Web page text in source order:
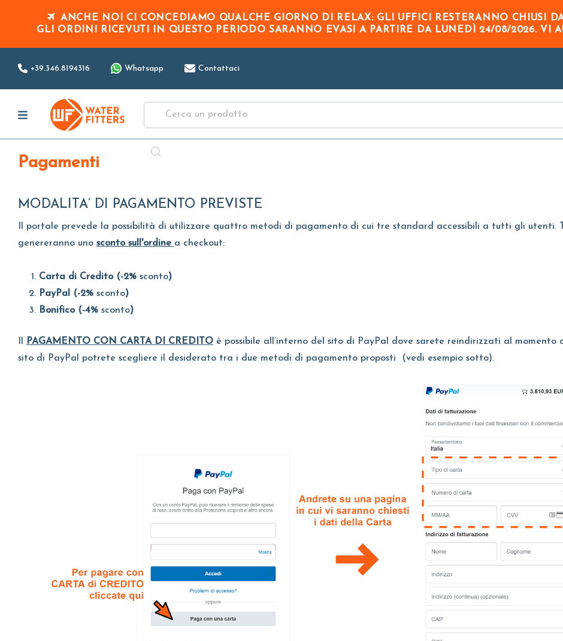
Main
Content
ANCHE NOI CI CONCEDIAMO QUALCHE GIORNO DI RELAX: GLI UFFICI RESTERANNO CHIUSI
GLI ORDINI RICEVUTI IN QUESTO PERIODOSARANNO EVASI A PARTIRE DA LUNEDÌ 24/08/2026. VI
+39.346.8194316 Whatsapp Contattaci
Pagamenti
MODALITA’ DI PAGAMENTO PREVISTE
Il portale prevede la possibilità di utilizzare quattro metodi di pagamento di cui tre standard accessibili a tutti gli
genereranno uno sconto sull'ordine a checkout:
Carta di Credito (-2% sconto)
PayPal (-2% sconto)
Bonifico (-4% sconto)
PAGAMENTO CON CARTA DI CREDITO è possibile all’interno del sito di PayPal dove sarete reindirizzati al
sito di PayPal potrete scegliere il desiderato tra i due metodi di pagamento proposti (vedi esempio sotto).